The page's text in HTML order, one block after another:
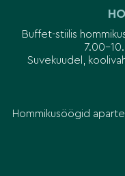
Buffet-stiilis
7.00-
Suvekuudel,
Hommikusöögid